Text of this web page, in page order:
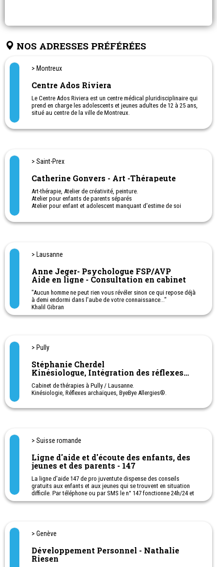
NOS ADRESSES PRÉFÉRÉES
> Montreux
Centre Ados Riviera
Le Centre Ados Riviera est un centre médical pluridisciplinaire qui
prend en charge les adolescents et jeunes adultes de 12 à 25 ans,
situé au centre de la ville de Montreux.
> Saint-Prex
Catherine Gonvers - Art -Thérapeute
Art-thérapie, Atelier de créativité, peinture.
Atelier pour enfants de parents séparés
Atelier pour enfant et adolescent manquant d'estime de soi
> Lausanne
Anne Jeger- Psychologue FSP/AVP
Aide en ligne - Consultation en cabinet
"Aucun homme ne peut rien vous révéler sinon ce qui repose déjà
à demi endormi dans l'aube de votre connaissance..."
Khalil Gibran
> Pully
Stéphanie Cherdel
Kinésiologue, Intégration des réflexes
archaïques
Cabinet de thérapies à Pully / Lausanne.
Kinésiologie, Réflexes archaïques, ByeBye Allergies®.
> Suisse romande
Ligne d'aide et d'écoute des enfants, des
jeunes et des parents - 147
La ligne d'aide 147 de pro juventute dispense des conseils
gratuits aux enfants et aux jeunes qui se trouvent en situation
difficile. Par téléphone ou par SMS le n° 147 fonctionne 24h/24 et
7j/7 dans toute la Suisse, dans les 3 langues nationales.
> Genève
Développement Personnel - Nathalie
Riesen